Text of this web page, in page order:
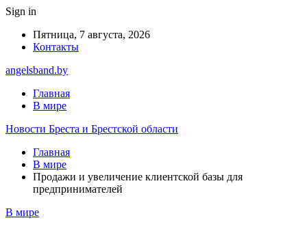
Sign in
Пятница, 7 августа, 2026
Контакты
angelsband.by
Главная
В мире
Новости Бреста и Брестской области
Главная
В мире
Продажи и увеличение клиентской базы для
предпринимателей
В мире